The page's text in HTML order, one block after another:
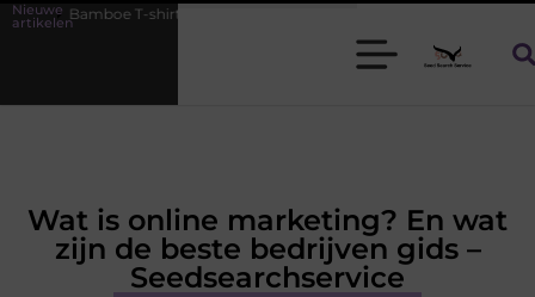
Nieuwe
artikelen
voor heren die koel blijven
Wat is online marketing? En wat
zijn de beste bedrijven gids –
Seedsearchservice